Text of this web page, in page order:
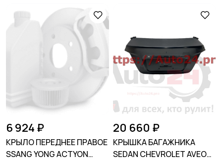
6 924 ₽
КРЫЛО ПЕРЕДНЕЕ ПРАВОЕ
SSANG YONG ACTYON
20 660 ₽
КРЫШКА БАГАЖНИКА
SEDAN CHEVROLET AVEO